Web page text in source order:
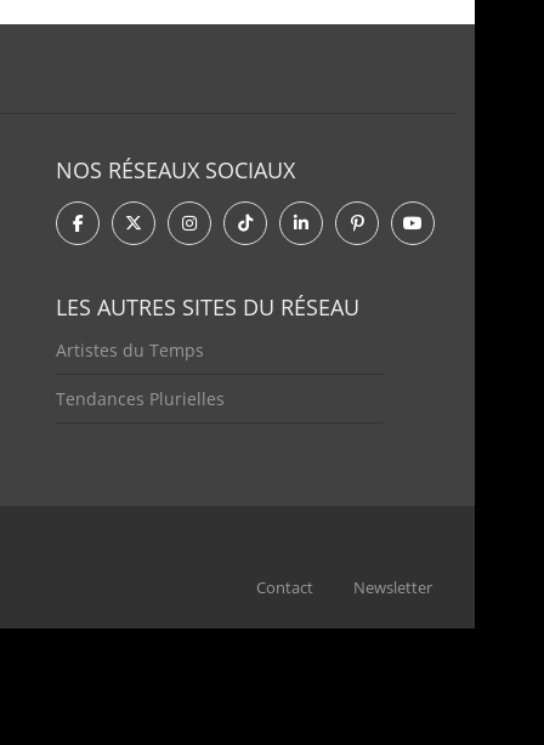
NOS RÉSEAUX SOCIAUX
LES AUTRES SITES DU RÉSEAU
Artistes du Temps
Tendances Plurielles
Contact Newsletter